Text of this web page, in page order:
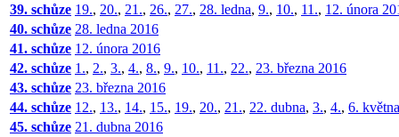
39. schůze 19., 20., 21., 26., 27., 28. ledna, 9., 10., 11., 12. února
40. schůze 28. ledna 2016
41. schůze 12. února 2016
42. schůze 1., 2., 3., 4., 8., 9., 10., 11., 22., 23. března 2016
43. schůze 23. března 2016
44. schůze 12., 13., 14., 15., 19., 20., 21., 22. dubna, 3., 4., 6.
45. schůze 21. dubna 2016